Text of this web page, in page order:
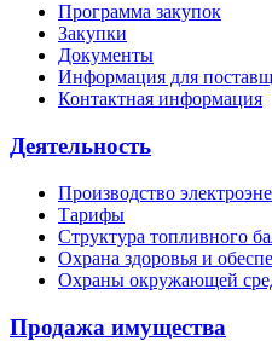
Программа закупок
Закупки
Документы
Информация для
Контактная информация
Деятельность
Производство
Тарифы
Структура топливного
Охрана здоровья и
Охраны окружающей
Продажа имущества